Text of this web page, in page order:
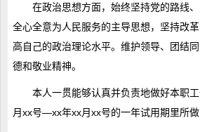
在政治思想方面，始终坚持党的路线
全心全意为人民服务的主导思想，坚持改
高自己的政治理论水平。维护领导、团结
德和敬业精神。
本人一贯能够认真并负责地做好本职
月xx号—xx年xx月xx号的一年试用期里所做